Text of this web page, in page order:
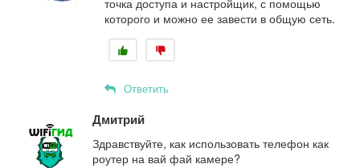
которого и можно ее завести в общую сеть.
Ответить
Дмитрий
Здравствуйте, как использовать телефон как
роутер на вай фай камере?